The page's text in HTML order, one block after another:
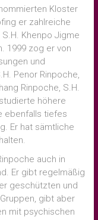
Kloster
er zahlreiche
Khenpo Jigme
1999 zog er von
und
Penor Rinpoche,
Rinpoche, S.H.
höhere
ebenfalls tiefes
Er hat sämtliche
auch in
Er gibt regelmäßig
geschützten und
gibt aber
mit psychischen